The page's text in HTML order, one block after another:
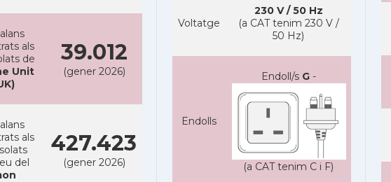
als
de
Unit
39.012
(gener 2026)
als
del
427.423
(gener 2026)
Voltatge
230 V / 50 Hz
(a CAT tenim 230 V /
50 Hz)
Endolls
Endoll/s G-
(a CAT tenim C i F)